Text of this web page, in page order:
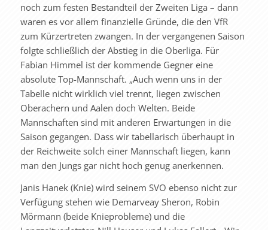
noch zum festen Bestandteil der Zweiten Liga – dann
waren es vor allem finanzielle Gründe, die den VfR
zum Kürzertreten zwangen. In der vergangenen Saison
folgte schließlich der Abstieg in die Oberliga. Für
Fabian Himmel ist der kommende Gegner eine
absolute Top-Mannschaft. „Auch wenn uns in der
Tabelle nicht wirklich viel trennt, liegen zwischen
Oberachern und Aalen doch Welten. Beide
Mannschaften sind mit anderen Erwartungen in die
Saison gegangen. Dass wir tabellarisch überhaupt in
der Reichweite solch einer Mannschaft liegen, kann
man den Jungs gar nicht hoch genug anerkennen.
Janis Hanek (Knie) wird seinem SVO ebenso nicht zur
Verfügung stehen wie Demarveay Sheron, Robin
Mörmann (beide Knieprobleme) und die